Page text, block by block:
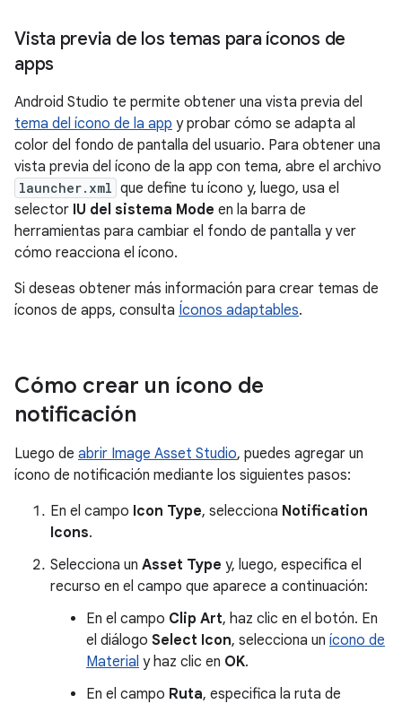
Vista previa de los temas para íconos de
apps
Android Studio te permite obtener una vista previa del
tema del ícono de la app y probar cómo se adapta al
color del fondo de pantalla del usuario. Para obtener una
vista previa del ícono de la app con tema, abre el archivo
launcher.xml que define tu ícono y, luego, usa el
selector IU del sistema Mode en la barra de
herramientas para cambiar el fondo de pantalla y ver
cómo reacciona el ícono.
Si deseas obtener más información para crear temas de
íconos de apps, consulta Íconos adaptables.
Cómo crear un ícono de
notificación
Luego de abrir Image Asset Studio, puedes agregar un
ícono de notificación mediante los siguientes pasos:
En el campo Icon Type, selecciona Notification
Icons.
Selecciona un Asset Type y, luego, especifica el
recurso en el campo que aparece a continuación:
En el campo Clip Art, haz clic en el botón. En
el diálogo Select Icon, selecciona un ícono de
Material y haz clic en OK.
En el campo Ruta, especifica la ruta de